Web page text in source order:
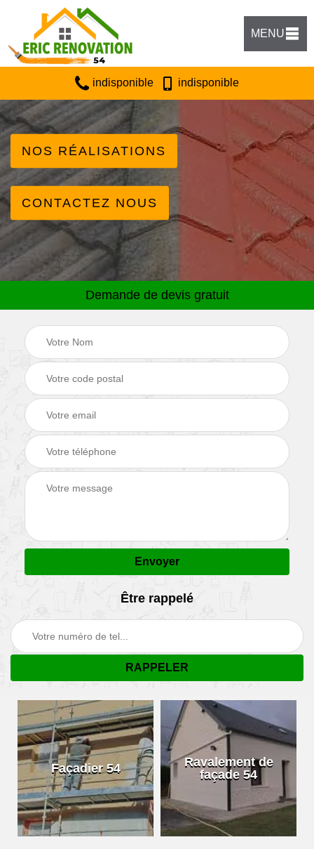
MENU
indisponible indisponible
NOS RÉALISATIONS
CONTACTEZ NOUS
Demande de devis gratuit
Être rappelé
Façadier 54
Ravalement de
façade 54